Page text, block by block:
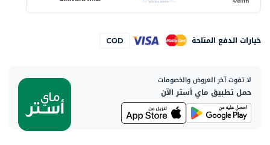
خيارات الدفع المتاحة
لا تفوت آخر العروض والخصومات
حمل تطبيق ماي أستر الآن